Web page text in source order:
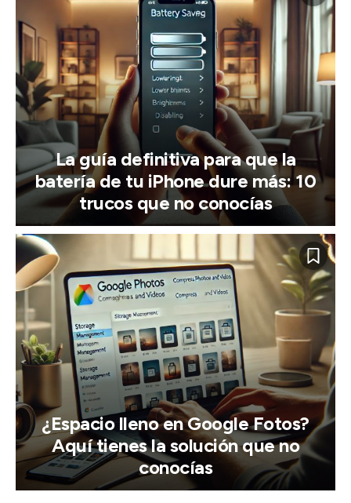
La guía definitiva para que la
batería de tu iPhone dure más: 10
trucos que no conocías
¿Espacio lleno en Google Fotos?
Aquí tienes la solución que no
conocías